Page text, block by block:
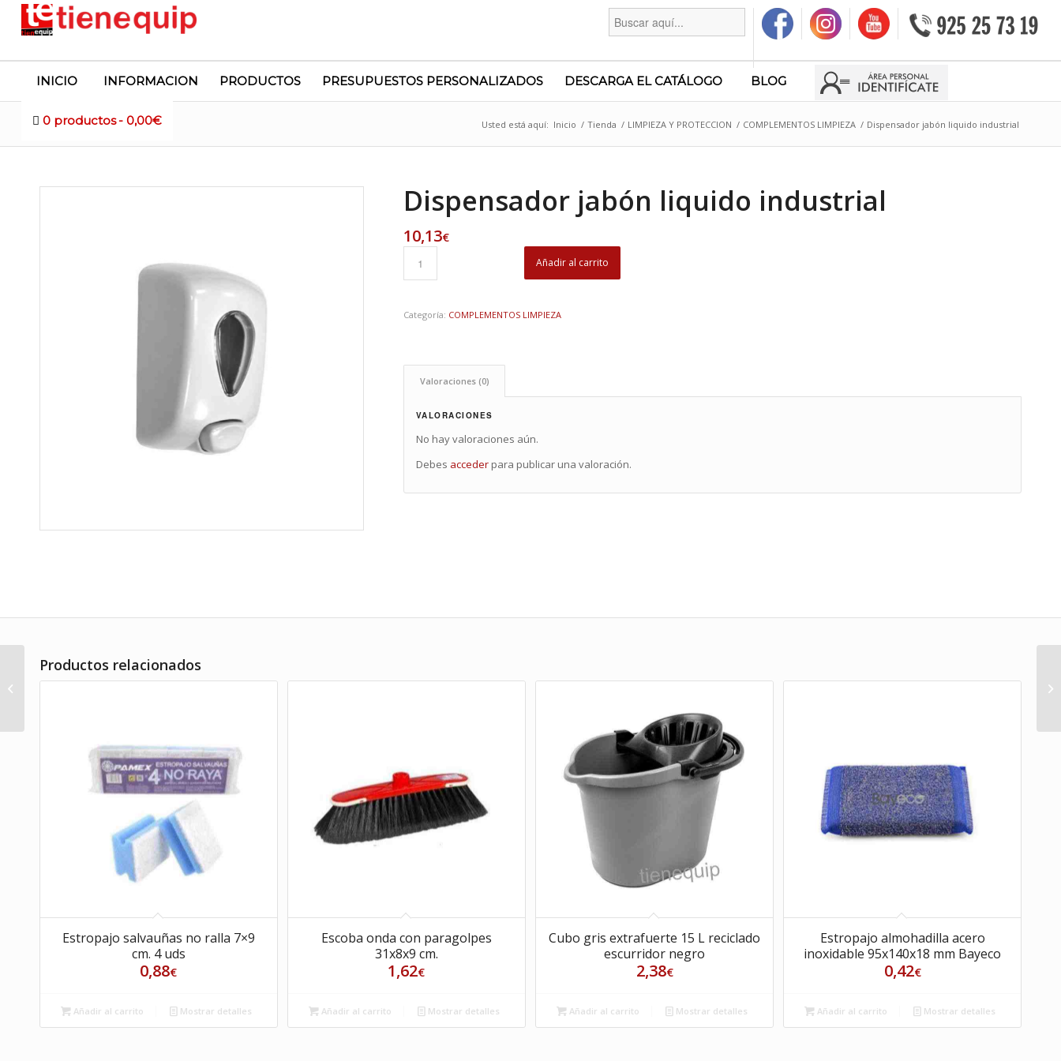
Buscar:
INICIO INFORMACION PRODUCTOS PRESUPUESTOS PERSONALIZADOS DESCARGA EL CATÁLOGO BLOG
0 productos 0,00€
Tienda Usted está aquí: Inicio / Tienda / LIMPIEZA Y PROTECCION / COMPLEMENTOS LIMPIEZA / Dispensador jabón liquido industrial
Dispensador jabón liquido industrial
10,13€
Añadir al carrito
Categoría: COMPLEMENTOS LIMPIEZA
Valoraciones (0)
VALORACIONES
No hay valoraciones aún.
Debes accederpara publicar una valoración.
Productos relacionados
Estropajo salvauñas no ralla 7×9
cm. 4 uds
0,88€
Añadir al carrito Mostrar detalles
Escoba onda con paragolpes
31x8x9 cm.
1,62€
Añadir al carrito Mostrar detalles
Cubo gris extrafuerte 15 L reciclado
escurridor negro
2,38€
Añadir al carrito Mostrar detalles
Estropajo almohadilla acero
inoxidable 95x140x18 mm Bayeco
0,42€
Añadir al carrito Mostrar detalles
Bolsa antigrasa